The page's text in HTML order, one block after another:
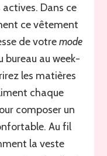
femme
2026
pour
allier
et
confort
Dans ce
ce vêtement
de votremode
bureau au week-
les matières
chaque
composer un
Au fil
la veste